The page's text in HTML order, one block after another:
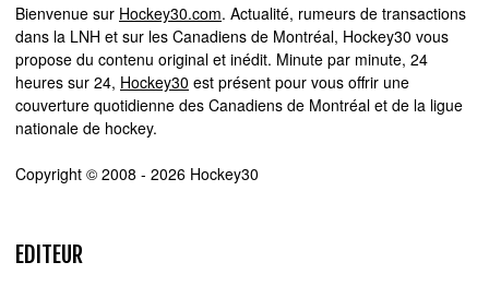
Bienvenue sur Hockey30.com. Actualité, rumeurs de transactions
dans la LNH et sur les Canadiens de Montréal, Hockey30 vous
propose du contenu original et inédit. Minute par minute, 24
heures sur 24, Hockey30 est présent pour vous offrir une
couverture quotidienne des Canadiens de Montréal et de la ligue
nationale de hockey.
Copyright © 2008 - 2026 Hockey30
EDITEUR